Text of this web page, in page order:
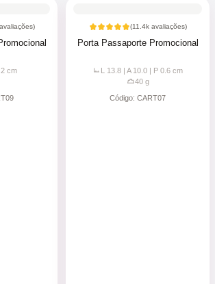
cm
(11.4kavaliações)
Porta Passaporte Promocional
L 13.8 | A 10.0 | P 0.6 cm
40g
Código: CART07